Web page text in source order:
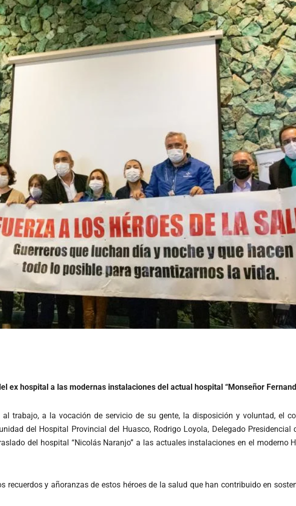
ex hospital a las modernas instalaciones del actual hospital “Monseñor
a la vocación de servicio de su gente, la disposición y voluntad, el
del Hospital Provincial del Huasco, Rodrigo Loyola, Delegado Presidencial
del hospital “Nicolás Naranjo” a las actuales instalaciones en el moderno
recuerdos y añoranzas de estos héroes de la salud que han contribuido en